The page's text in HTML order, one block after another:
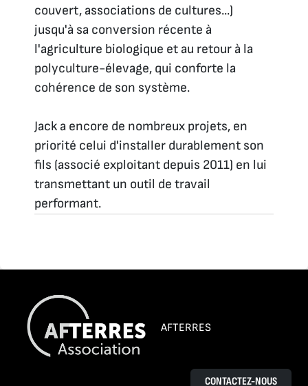
couvert, associations de cultures...)
jusqu'à sa conversion récente à
l'agriculture biologique et au retour à la
polyculture-élevage, qui conforte la
cohérence de son système.
Jack a encore de nombreux projets, en
priorité celui d'installer durablement son
fils (associé exploitant depuis 2011) en lui
transmettant un outil de travail
performant.
AFTERRES
CONTACTEZ-NOUS